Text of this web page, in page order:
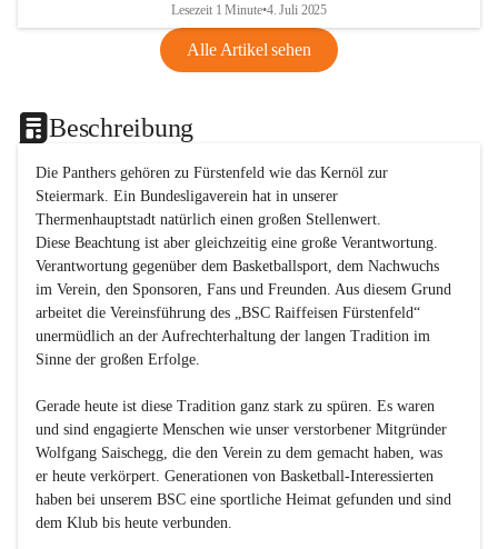
Lesezeit 1 Minute•4. Juli 2025
Alle Artikel sehen
Beschreibung
Die Panthers gehören zu Fürstenfeld wie das Kernöl zur
Steiermark. Ein Bundesligaverein hat in unserer
Thermenhauptstadt natürlich einen großen Stellenwert.
Diese Beachtung ist aber gleichzeitig eine große Verantwortung.
Verantwortung gegenüber dem Basketballsport, dem Nachwuchs
im Verein, den Sponsoren, Fans und Freunden. Aus diesem Grund
arbeitet die Vereinsführung des „BSC Raiffeisen Fürstenfeld“
unermüdlich an der Aufrechterhaltung der langen Tradition im
Sinne der großen Erfolge.
Gerade heute ist diese Tradition ganz stark zu spüren. Es waren
und sind engagierte Menschen wie unser verstorbener Mitgründer
Wolfgang Saischegg, die den Verein zu dem gemacht haben, was
er heute verkörpert. Generationen von Basketball-Interessierten
haben bei unserem BSC eine sportliche Heimat gefunden und sind
dem Klub bis heute verbunden.